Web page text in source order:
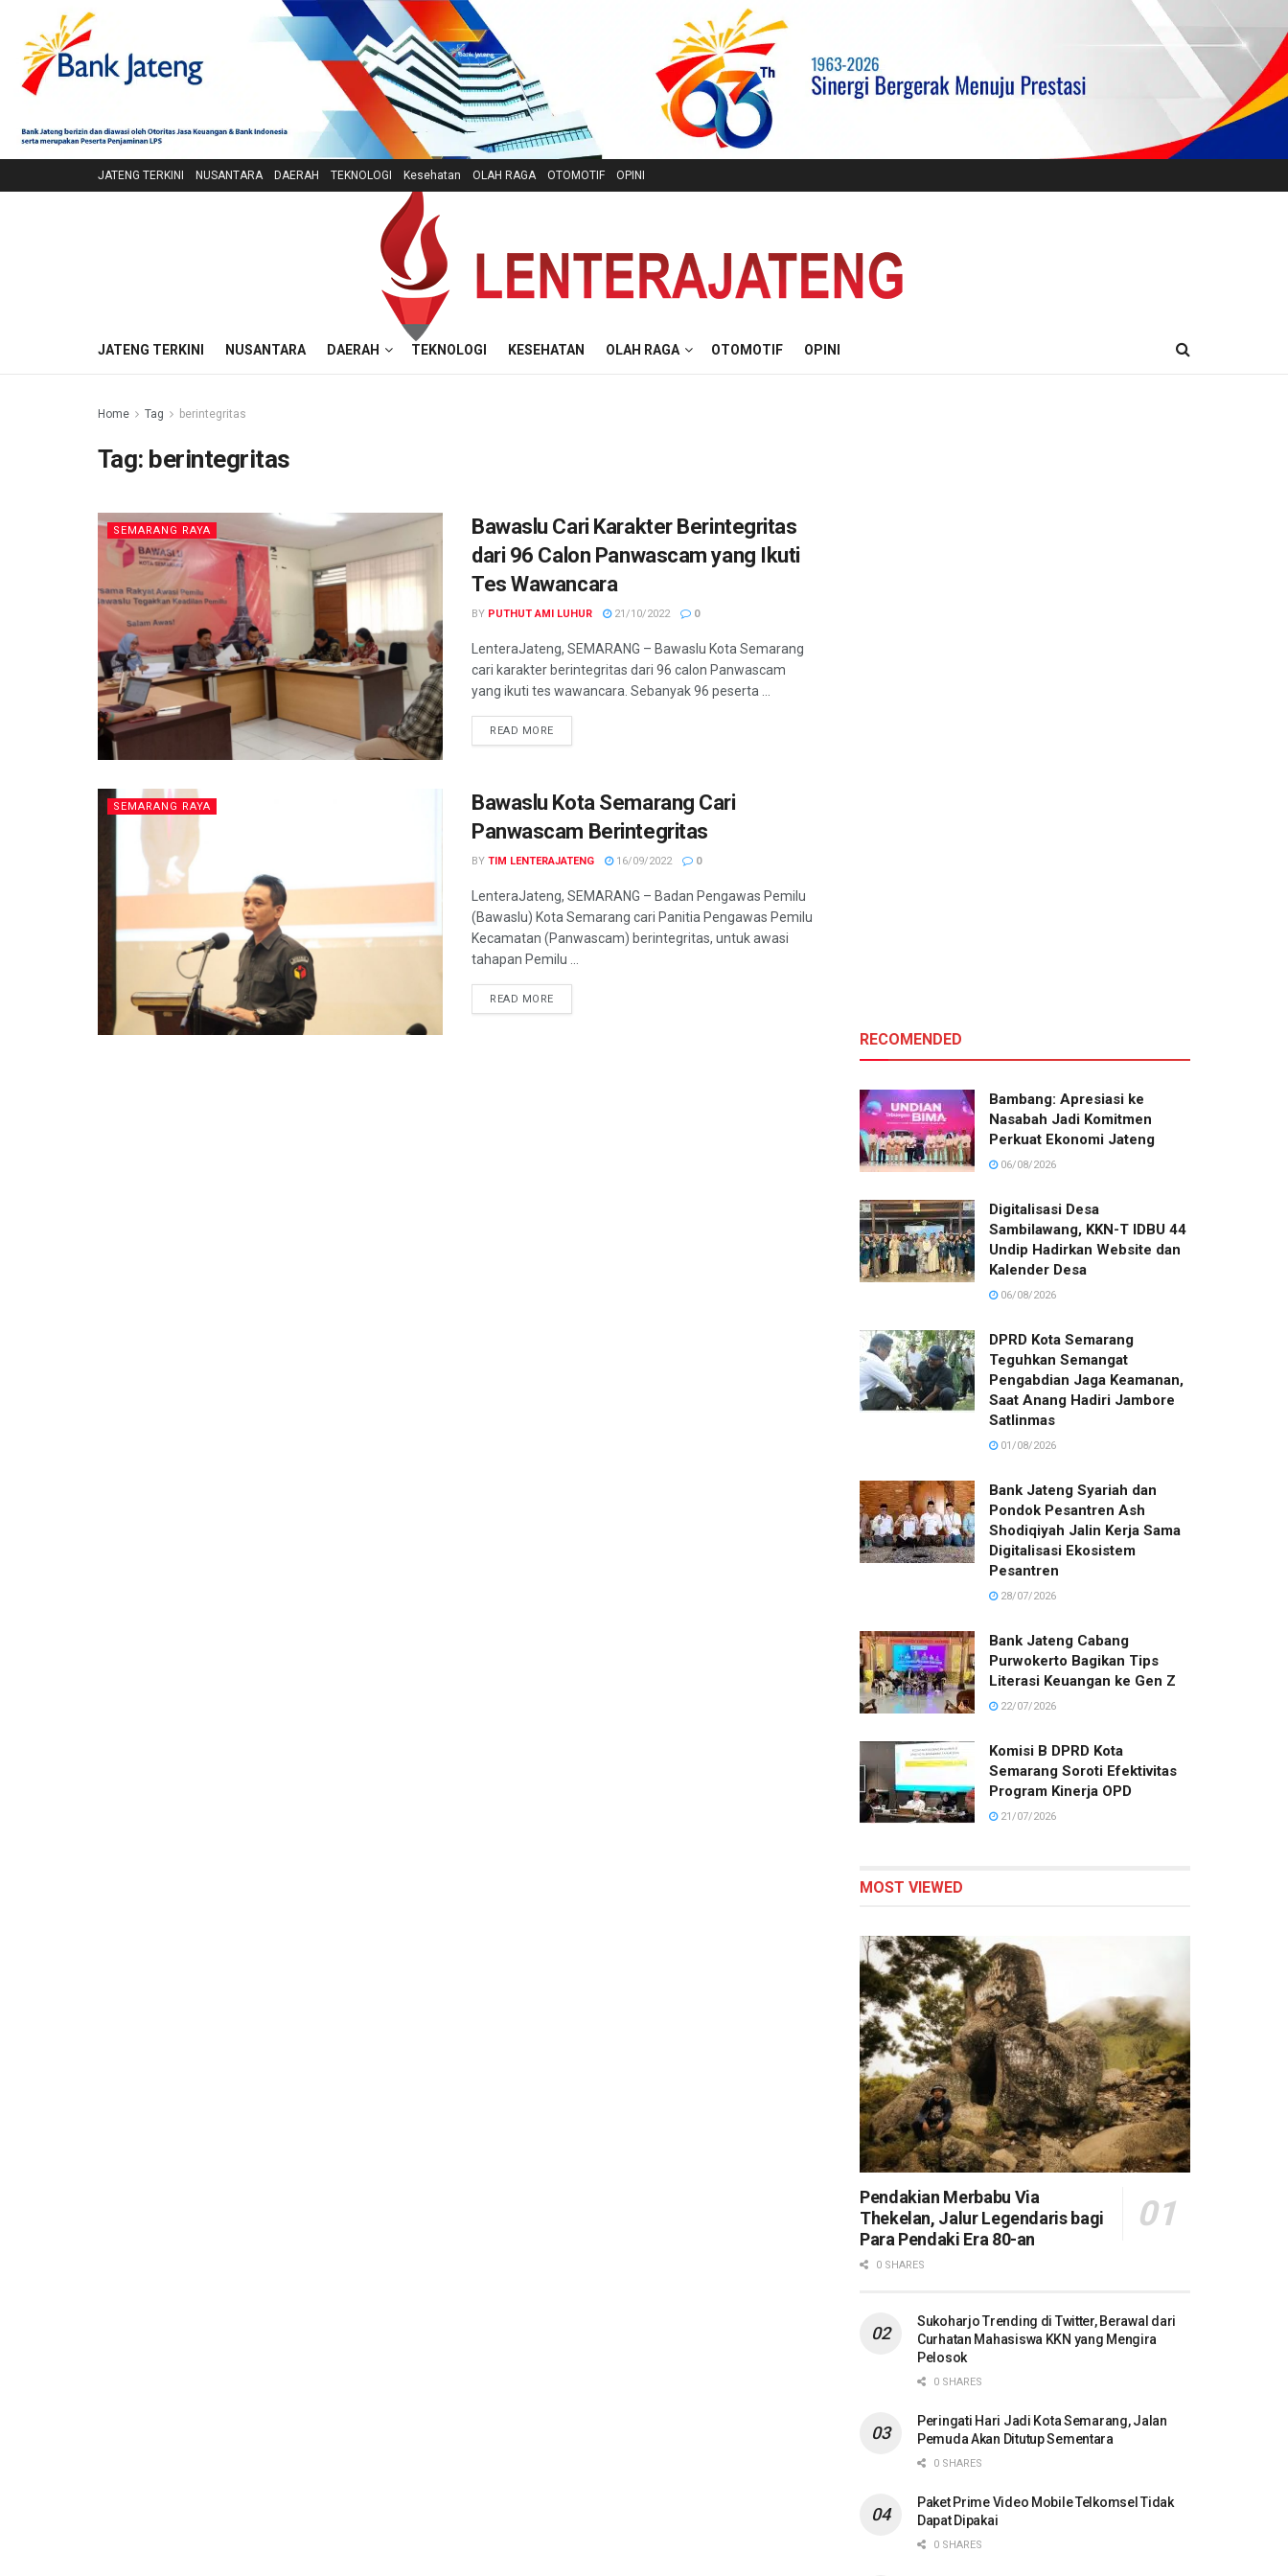
JATENG TERKINI NUSANTARA DAERAH TEKNOLOGI Kesehatan OLAH RAGA OTOMOTIF OPINI
JATENG TERKINI NUSANTARA DAERAH TEKNOLOGI KESEHATAN OLAH RAGA OTOMOTIF OPINI
Home Tag berintegritas
Tag: berintegritas
SEMARANG RAYA
Bawaslu Cari Karakter Berintegritas
dari 96 Calon Panwascam yang Ikuti
Tes Wawancara
BY PUTHUT AMI LUHUR 21/10/2022 0
LenteraJateng, SEMARANG – Bawaslu Kota Semarang
cari karakter berintegritas dari 96 calon Panwascam
yang ikuti tes wawancara. Sebanyak 96 peserta ...
READ MOREDETAILS
SEMARANG RAYA
Bawaslu Kota Semarang Cari
Panwascam Berintegritas
BY TIM LENTERAJATENG 16/09/2022 0
LenteraJateng, SEMARANG – Badan Pengawas Pemilu
(Bawaslu) Kota Semarang cari Panitia Pengawas Pemilu
Kecamatan (Panwascam) berintegritas, untuk awasi
tahapan Pemilu ...
READ MOREDETAILS
RECOMENDED
Bambang: Apresiasi ke
Nasabah Jadi Komitmen
Perkuat Ekonomi Jateng
06/08/2026
Digitalisasi Desa
Sambilawang, KKN-T IDBU 44
Undip Hadirkan Website dan
Kalender Desa
06/08/2026
DPRD Kota Semarang
Teguhkan Semangat
Pengabdian Jaga Keamanan,
Saat Anang Hadiri Jambore
Satlinmas
01/08/2026
Bank Jateng Syariah dan
Pondok Pesantren Ash
Shodiqiyah Jalin Kerja Sama
Digitalisasi Ekosistem
Pesantren
28/07/2026
Bank Jateng Cabang
Purwokerto Bagikan Tips
Literasi Keuangan ke Gen Z
22/07/2026
Komisi B DPRD Kota
Semarang Soroti Efektivitas
Program Kinerja OPD
21/07/2026
MOST VIEWED
Pendakian Merbabu Via
Thekelan, Jalur Legendaris bagi
Para Pendaki Era 80-an
0 SHARES
Sukoharjo Trending di Twitter, Berawal dari
Curhatan Mahasiswa KKN yang Mengira
Pelosok
0 SHARES
Peringati Hari Jadi Kota Semarang, Jalan
Pemuda Akan Ditutup Sementara
0 SHARES
Paket Prime Video Mobile Telkomsel Tidak
Dapat Dipakai
0 SHARES